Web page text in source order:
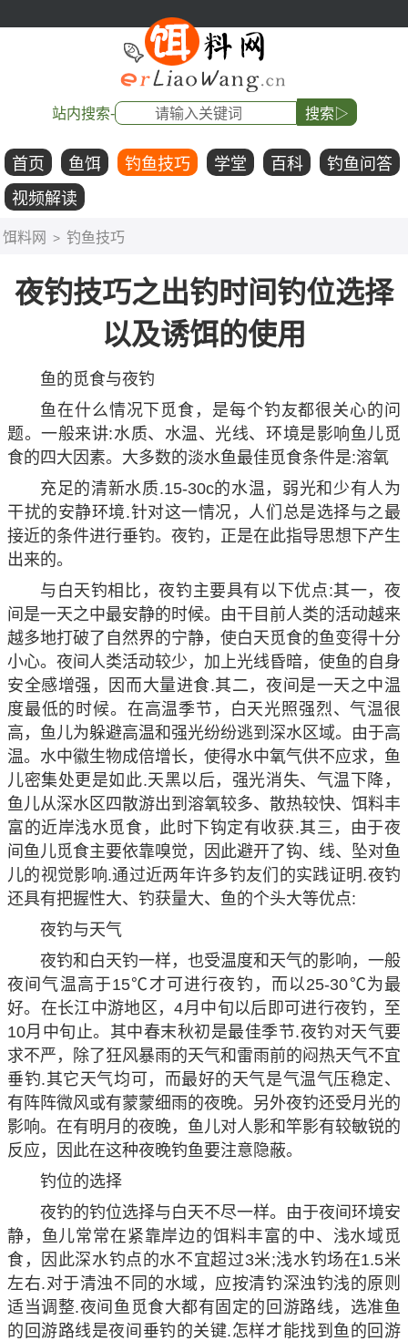
站内搜索- 搜索▷
首页 鱼饵 钓鱼技巧 学堂 百科
钓鱼问答
视频解读
饵料网 > 钓鱼技巧
夜钓技巧之出钓时间钓位选择
以及诱饵的使用
鱼的觅食与夜钓
鱼在什么情况下觅食，是每个钓友都很关心的问
题。一般来讲:水质、水温、光线、环境是影响鱼儿觅
食的四大因素。大多数的淡水鱼最佳觅食条件是:溶氧
充足的清新水质.15-30c的水温，弱光和少有人为
干扰的安静环境.针对这一情况，人们总是选择与之最
接近的条件进行垂钓。夜钓，正是在此指导思想下产生
出来的。
与白天钓相比，夜钓主要具有以下优点:其一，夜
间是一天之中最安静的时候。由干目前人类的活动越来
越多地打破了自然界的宁静，使白天觅食的鱼变得十分
小心。夜间人类活动较少，加上光线昏暗，使鱼的自身
安全感增强，因而大量进食.其二，夜间是一天之中温
度最低的时候。在高温季节，白天光照强烈、气温很
高，鱼儿为躲避高温和强光纷纷逃到深水区域。由于高
温。水中徽生物成倍增长，使得水中氧气供不应求，鱼
儿密集处更是如此.天黑以后，强光消失、气温下降，
鱼儿从深水区四散游出到溶氧较多、散热较快、饵料丰
富的近岸浅水觅食，此时下钩定有收获.其三，由于夜
间鱼儿觅食主要依靠嗅觉，因此避开了钩、线、坠对鱼
儿的视觉影响.通过近两年许多钓友们的实践证明.夜钓
还具有把握性大、钓获量大、鱼的个头大等优点:
夜钓与天气
夜钓和白天钓一样，也受温度和天气的影响，一般
夜间气温高于15℃才可进行夜钓，而以25-30℃为最
好。在长江中游地区，4月中旬以后即可进行夜钓，至
10月中旬止。其中春末秋初是最佳季节.夜钓对天气要
求不严，除了狂风暴雨的天气和雷雨前的闷热天气不宜
垂钓.其它天气均可，而最好的天气是气温气压稳定、
有阵阵微风或有蒙蒙细雨的夜晚。另外夜钓还受月光的
影响。在有明月的夜晚，鱼儿对人影和竿影有较敏锐的
反应，因此在这种夜晚钓鱼要注意隐蔽。
钓位的选择
夜钓的钓位选择与白天不尽一样。由于夜间环境安
静，鱼儿常常在紧靠岸边的饵料丰富的中、浅水域觅
食，因此深水钓点的水不宜超过3米;浅水钓场在1.5米
左右.对于清浊不同的水域，应按清钓深浊钓浅的原则
适当调整.夜间鱼觅食大都有固定的回游路线，选准鱼
的回游路线是夜间垂钓的关键.怎样才能找到鱼的回游